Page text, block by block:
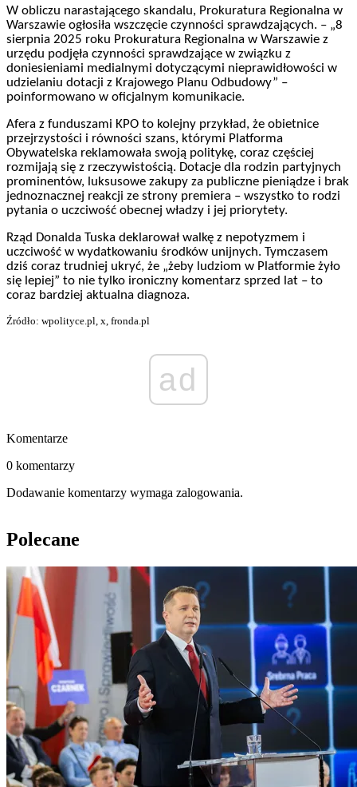
W obliczu narastającego skandalu, Prokuratura Regionalna w
Warszawie ogłosiła wszczęcie czynności sprawdzających. – „8
sierpnia 2025 roku Prokuratura Regionalna w Warszawie z
urzędu podjęła czynności sprawdzające w związku z
doniesieniami medialnymi dotyczącymi nieprawidłowości w
udzielaniu dotacji z Krajowego Planu Odbudowy” –
poinformowano w oficjalnym komunikacie.
Afera z funduszami KPO to kolejny przykład, że obietnice
przejrzystości i równości szans, którymi Platforma
Obywatelska reklamowała swoją politykę, coraz częściej
rozmijają się z rzeczywistością. Dotacje dla rodzin partyjnych
prominentów, luksusowe zakupy za publiczne pieniądze i brak
jednoznacznej reakcji ze strony premiera – wszystko to rodzi
pytania o uczciwość obecnej władzy i jej priorytety.
Rząd Donalda Tuska deklarował walkę z nepotyzmem i
uczciwość w wydatkowaniu środków unijnych. Tymczasem
dziś coraz trudniej ukryć, że „żeby ludziom w Platformie żyło
się lepiej” to nie tylko ironiczny komentarz sprzed lat – to
coraz bardziej aktualna diagnoza.
Źródło: wpolityce.pl, x, fronda.pl
ad
Komentarze
0 komentarzy
Dodawanie komentarzy wymaga zalogowania.
Polecane